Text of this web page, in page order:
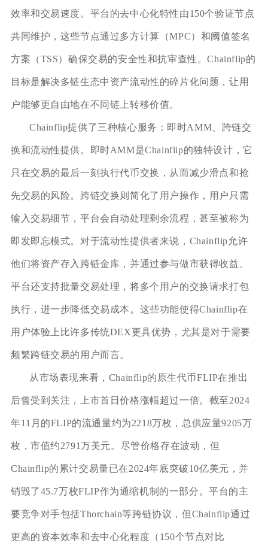
效率和交易速度。平台的去中心化特性由150个验证节点
共同维护，这些节点通过多方计算（MPC）和阈值签名
方案（TSS）确保交易的安全性和抗审查性。Chainflip的
目标是解决多链生态中资产流动性的碎片化问题，让用
户能够更自由地在不同链上转移价值。
Chainflip提供了三种核心服务：即时AMM、跨链交
换和流动性提供。即时AMM是Chainflip的独特设计，它
只在交易的最后一刻执行代币交换，从而减少滑点和抢
先交易的风险。跨链交换则简化了用户操作，用户只需
输入交易细节，平台会自动处理剩余流程，甚至被称为
即发即忘模式。对于流动性提供者来说，Chainflip允许
他们将资产存入跨链金库，并通过参与做市获得收益。
平台还支持批量交易处理，将多个用户的交换请求打包
执行，进一步降低交易成本。这些功能使得Chainflip在
用户体验上比许多传统DEX更具优势，尤其是对于需要
频繁跨链交易的用户而言。
从市场表现来看，Chainflip的原生代币FLIP在推出
后曾受到关注，上市首日价格涨幅超过一倍。截至2024
年11月的FLIP的流通量约为2218万枚，总供应量9205万
枚，市值约2791万美元。尽管价格存在波动，但
Chainflip的累计交易量已在2024年底突破10亿美元，并
销毁了45.7万枚FLIP作为通缩机制的一部分。平台的主
要竞争对手包括Thorchain等跨链协议，但Chainflip通过
更高的资本效率和去中心化程度（150个节点对比